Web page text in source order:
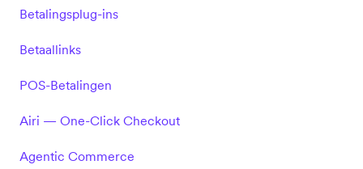
Betalingsplug-ins
Betaallinks
POS-Betalingen
Airi — One-Click Checkout
Agentic Commerce